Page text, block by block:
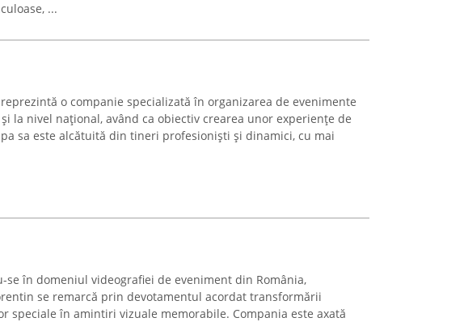
...
reprezintă o companie specializată în organizarea de evenimente
la nivel național, având ca obiectiv crearea unor experiențe de
sa este alcătuită din tineri profesioniști și dinamici, cu mai
se în domeniul videografiei de eveniment din România,
se remarcă prin devotamentul acordat transformării
speciale în amintiri vizuale memorabile. Compania este axată